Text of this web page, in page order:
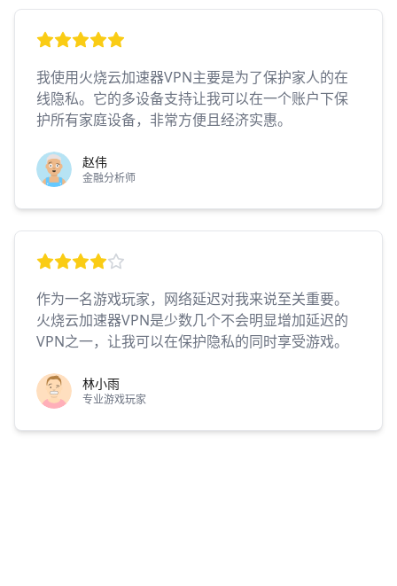
我使用火烧云加速器VPN主要是为了保护家人的在
线隐私。它的多设备支持让我可以在一个账户下保
护所有家庭设备，非常方便且经济实惠。
赵伟
金融分析师
作为一名游戏玩家，网络延迟对我来说至关重要。
火烧云加速器VPN是少数几个不会明显增加延迟的
VPN之一，让我可以在保护隐私的同时享受游戏。
林小雨
专业游戏玩家